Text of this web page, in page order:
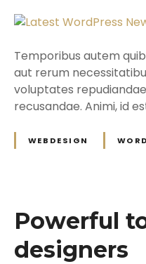
Temporibus autem
aut rerum
voluptates
recusandae. Animi, id
WEBDESIGN
Powerful
designers